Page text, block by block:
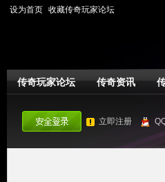
设为首页 收藏传奇玩家论坛
传奇玩家论坛 传奇资讯
立即注册